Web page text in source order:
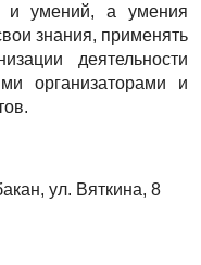
и умений, а умения
знания, применять
деятельности
организаторами и
ул. Вяткина, 8